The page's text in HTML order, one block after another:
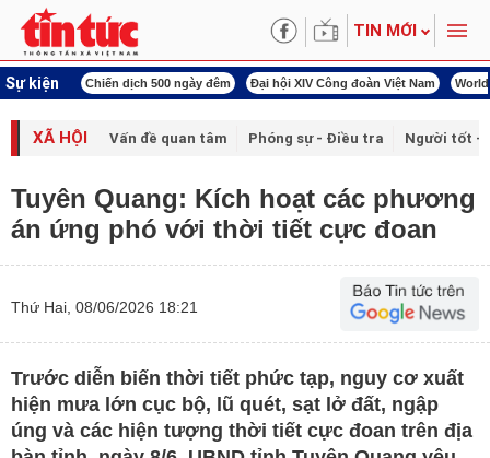
TIN MỚI
Sự kiện
mạng Chiến dịch 500 ngày đêm Đại hội XIV Công đoàn Việt Nam
XÃ HỘI Vấn đề quan tâm Phóng sự - Điều tra Người tốt -
Tuyên Quang: Kích hoạt các phương
án ứng phó với thời tiết cực đoan
Thứ Hai, 08/06/2026 18:21
Trước diễn biến thời tiết phức tạp, nguy cơ xuất
hiện mưa lớn cục bộ, lũ quét, sạt lở đất, ngập
úng và các hiện tượng thời tiết cực đoan trên địa